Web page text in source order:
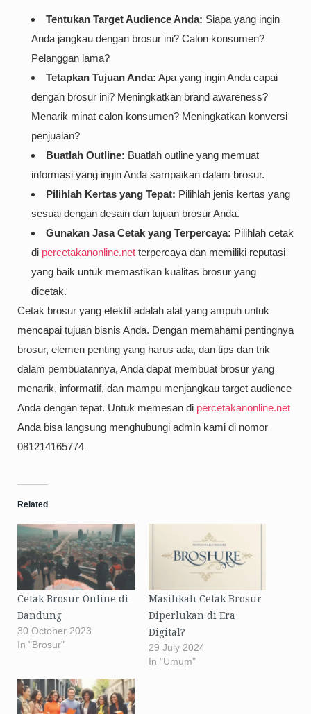
Tentukan Target Audience Anda: Siapa yang ingin
Anda jangkau dengan brosur ini? Calon konsumen?
Pelanggan lama?
Tetapkan Tujuan Anda: Apa yang ingin Anda capai
dengan brosur ini? Meningkatkan brand awareness?
Menarik minat calon konsumen? Meningkatkan konversi
penjualan?
Buatlah Outline: Buatlah outline yang memuat
informasi yang ingin Anda sampaikan dalam brosur.
Pilihlah Kertas yang Tepat: Pilihlah jenis kertas yang
sesuai dengan desain dan tujuan brosur Anda.
Gunakan Jasa Cetak yang Terpercaya: Pilihlah cetak
di percetakanonline.net terpercaya dan memiliki reputasi
yang baik untuk memastikan kualitas brosur yang
dicetak.
Cetak brosur yang efektif adalah alat yang ampuh untuk
mencapai tujuan bisnis Anda. Dengan memahami pentingnya
brosur, elemen penting yang harus ada, dan tips dan trik
dalam pembuatannya, Anda dapat membuat brosur yang
menarik, informatif, dan mampu menjangkau target audience
Anda dengan tepat. Untuk memesan di percetakanonline.net
Anda bisa langsung menghubungi admin kami di nomor
081214165774
Related
Cetak Brosur Online di
Bandung
30 October 2023
In "Brosur"
Masihkah Cetak Brosur
Diperlukan di Era
Digital?
29 July 2024
In "Umum"